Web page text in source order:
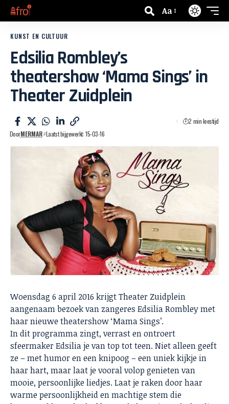
Aa
KUNST EN CULTUUR
Edsilia Rombley’s
theatershow ‘Mama Sings’ in
Theater Zuidplein
DoorMERMAR Laatst bijgewerkt: 15-03-16
2 min leestijd
Woensdag 6 april 2016 krijgt Theater Zuidplein
aangenaam bezoek van zangeres Edsilia Rombley met
haar nieuwe theatershow ‘Mama Sings’.
In dit programma zingt, verrast en ontroert
sfeermaker Edsilia je van top tot teen. Niet alleen geeft
ze – met humor en een knipoog – een uniek kijkje in
haar hart, maar laat je vooral volop genieten van
mooie, persoonlijke liedjes. Laat je raken door haar
warme persoonlijkheid en machtige stem die